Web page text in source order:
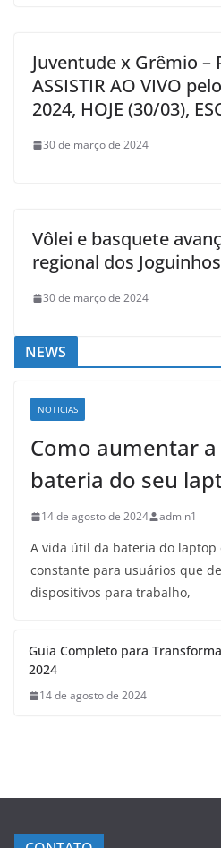
Juventude x Grêmio –
ASSISTIR AO VIVO
2024, HOJE (30/03),
30 de março de 2024
Vôlei e basquete
regional dos Joguinhos
30 de março de 2024
NEWS
NOTICIAS
Como aumentar
bateria do seu
14 de agosto de 2024 admin1
A vida útil da bateria do laptop
constante para usuários que
dispositivos para trabalho,
Guia Completo para
2024
14 de agosto de 2024